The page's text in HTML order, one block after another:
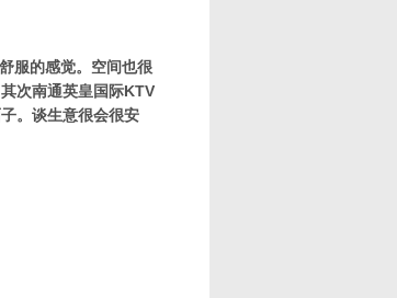
服的感觉。空间也很
次南通英皇国际KTV
。谈生意很会很安